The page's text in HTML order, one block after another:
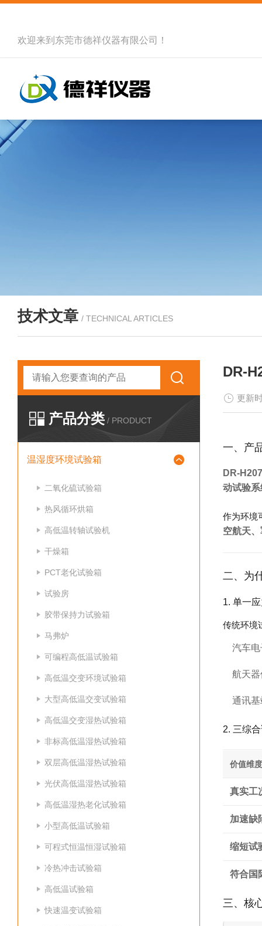
欢迎来到 东莞市德祥仪器有限公司 ！
技术文章 / TECHNICAL ARTICLES
产品分类 / PRODUCT
温湿度环境试验箱
二氧化硫试验箱
热风循环烘箱
高低温转轴试验机
干燥箱
PCT老化试验箱
试验房
胶带保持力试验箱
马弗炉
可编程高低温试验箱
高低温交变环境试验箱
大型高低温交变试验箱
高低温交变湿热试验箱
非标高低温湿热试验箱
双层高低温湿热试验箱
光伏高低温湿热试验箱
高低温湿热老化试验箱
小型高低温试验箱
可程式恒温恒湿试验箱
冷热冲击试验箱
高低温试验箱
快速温变试验箱
DR-
更新
一、产
DR-
动试验系
作为环境
空航天
二、为
1. 单一
传统环境
汽车
航天
通讯
2. 三综
价值维度
真实工
加速缺
缩短试
符合国
三、核